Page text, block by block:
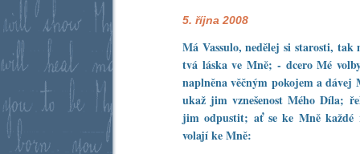
5. října 2008
Má Vassulo, nedělej si starosti, tak
tvá láska ve Mně; - dcero Mé
naplněna věčným pokojem a dávej
ukaž jim vznešenost Mého Díla;
jim odpustit; ať se ke Mně
volají ke Mně: